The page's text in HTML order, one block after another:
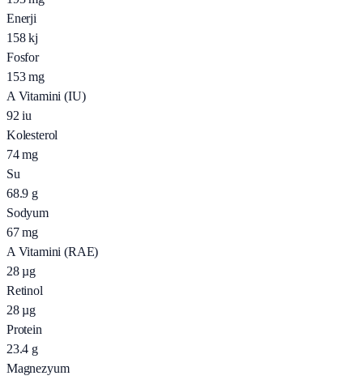
Enerji
158 kj
Fosfor
153 mg
A Vitamini (IU)
92 iu
Kolesterol
74 mg
Su
68.9 g
Sodyum
67 mg
A Vitamini (RAE)
28 µg
Retinol
28 µg
Protein
23.4 g
Magnezyum